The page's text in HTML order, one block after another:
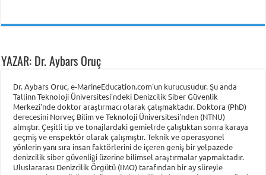
YAZAR: Dr. Aybars Oruç
Dr. Aybars Oruc, e-MarineEducation.com'un kurucusudur. Şu anda
Tallinn Teknoloji Üniversitesi'ndeki Denizcilik Siber Güvenlik
Merkezi'nde doktor araştırmacı olarak çalışmaktadır. Doktora (PhD)
derecesini Norveç Bilim ve Teknoloji Üniversitesi'nden (NTNU)
almıştır. Çeşitli tip ve tonajlardaki gemielrde çalıştıktan sonra karaya
geçmiş ve enspektör olarak çalışmıştır. Teknik ve operasyonel
yönlerin yanı sıra insan faktörlerini de içeren geniş bir yelpazede
denizcilik siber güvenliği üzerine bilimsel araştırmalar yapmaktadır.
Uluslararası Denizcilik Örgütü (IMO) tarafından bir ay süreyle